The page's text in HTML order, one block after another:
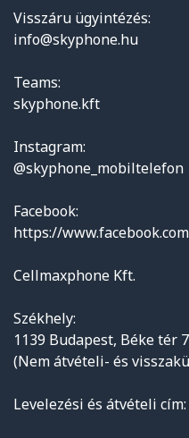
Visszáru ügyintézés:
info@skyphone.hu
Teams:
skyphone.kft
Instagram:
@skyphone_mobiltelefon
Facebook:
https://
Cellmaxphone Kft.
Székhely:
1139 Budapest, Béke tér
(Nem átvételi- és
Levelezési és átvételi cím: